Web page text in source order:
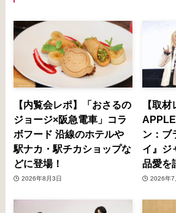
【内覧会レポ】「おさるの
ジョージ×阪急電車」コラ
ボフード 沿線のホテルや
駅ナカ・駅チカショップな
どに登場！
2026年8月3日
【取
ン：ブ
イ』ジ
品愛を
2026年7